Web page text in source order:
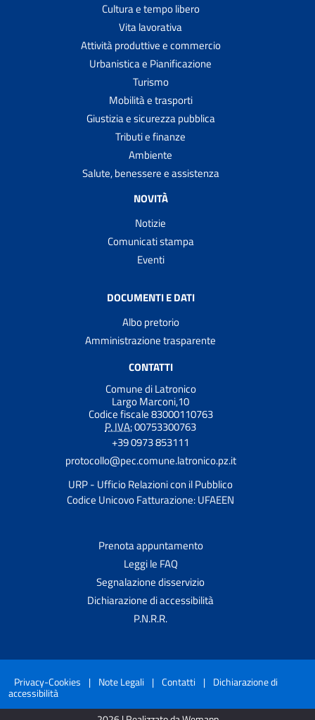
Cultura e tempo libero
Vita lavorativa
Attività produttive e commercio
Urbanistica e Pianificazione
Turismo
Mobilità e trasporti
Giustizia e sicurezza pubblica
Tributi e finanze
Ambiente
Salute, benessere e assistenza
NOVITÀ
Notizie
Comunicati stampa
Eventi
DOCUMENTI E DATI
Albo pretorio
Amministrazione trasparente
CONTATTI
Comune di Latronico
Largo Marconi,10
Codice fiscale 83000110763
P. IVA:00753300763
+39 0973 853111
protocollo@pec.comune.latronico.pz.it
URP - Ufficio Relazioni con il Pubblico
Codice Unicovo Fatturazione: UFAEEN
Prenota appuntamento
Leggi le FAQ
Segnalazione disservizio
Dichiarazione di accessibilità
P.N.R.R.
Privacy-Cookies | Note Legali | Contatti | Dichiarazione di
accessibilità